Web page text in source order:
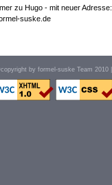
zu Hugo - mit neuer Adresse:
suske.de
by formel-suske Team 2010 |